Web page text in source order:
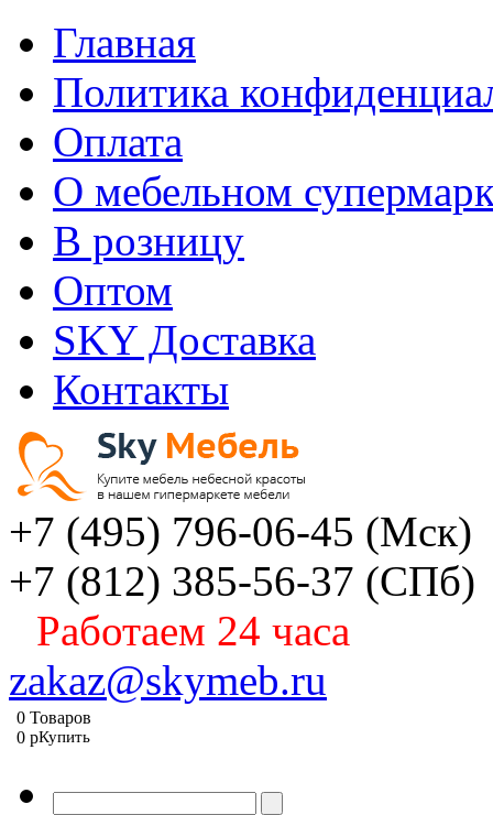
Главная
Политика
Оплата
О мебельном
В розницу
Оптом
SKY Доставка
Контакты
+7 (495) 796-06-45 (Мск)
+7 (812) 385-56-37 (СПб)
Работаем 24 часа
zakaz@skymeb.ru
0 Товаров
0 pКупить